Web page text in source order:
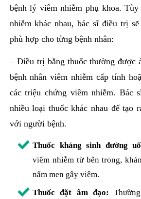
bệnh lý viêm nhiễm phụ khoa.
nhiễm khác nhau, bác sĩ điều trị
phù hợp cho từng bệnh nhân:
– Điều trị bằng thuốc thường được
bệnh nhân viêm nhiễm cấp tính
các triệu chứng viêm nhiễm. Bác
nhiều loại thuốc khác nhau để tạo
với người bệnh.
Thuốc kháng sinh đường
viêm nhiễm từ bên trong,
nấm men gây viêm.
Thuốc đặt âm đạo: